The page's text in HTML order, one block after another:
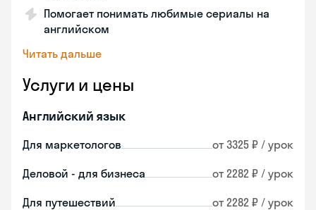
Помогает понимать любимые сериалы на
английском
Читать дальше
Услуги и цены
Английский язык
Для маркетологов от 3325 ₽ / урок
Деловой - для бизнеса от 2282 ₽ / урок
Для путешествий от 2282 ₽ / урок